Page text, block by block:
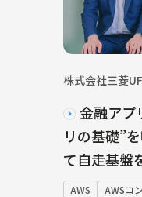
株式会社三菱
金融アプ
リの基礎”
て自走基盤
AWS AWSコ